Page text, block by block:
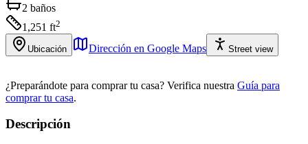
2 baños
1,251 ft2
Ubicación Dirección en Google Maps Street view
¿Preparándote para comprar tu casa? Verifica nuestra Guía para
comprar tu casa.
Descripción